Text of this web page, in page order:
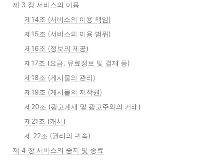
제 3 장 서비스의 이용
제14조 (서비스의 이용 책임)
제15조 (서비스의 이용 범위)
제16조 (정보의 제공)
제17조 (요금, 유료정보 및 결제 등)
제18조 (게시물의 관리)
제19조 (게시물의 저작권)
제20조 (광고게재 및 광고주와의 거래)
제21조 (캐시)
제 22조 (권리의 귀속)
제 4 장 서비스의 중지 및 종료